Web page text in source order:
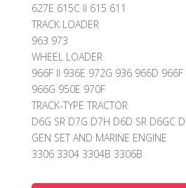
627E 615C II 615 611
TRACK LOADER
963 973
WHEEL LOADER
966F II 936E 972G 936 966D
966G 950E 970F
TRACK-TYPE TRACTOR
D6G SR D7G D7H D6D SR D6GC
GEN SET AND MARINE ENGINE
3306 3304 3304B 3306B